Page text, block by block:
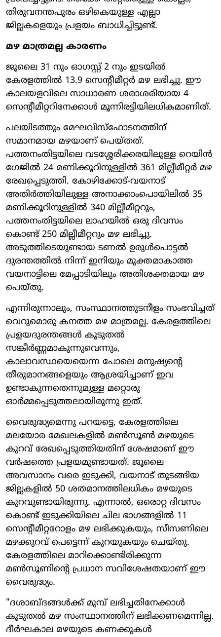
തിരുവനന്തപുരം ഒഴികെയുള്ള എല്ലാ
ജില്ലകളെയും പ്രളയം ബാധിച്ചിട്ടുണ്ട്.
മഴ മാത്രമല്ല കാരണം
ജൂലൈ 31 നും ഓഗസ്റ്റ് 2 നും ഇടയിൽ
കേരളത്തിൽ 13.9 സെന്റീമീറ്റർ മഴ ലഭിച്ചു. ഈ
കാലയളവിലെ സാധാരണ ശരാശരിയായ 4
സെന്റീമീറ്ററിനേക്കാൾ മൂന്നിരട്ടിയിലധികമാണിത്.
പലയിടത്തും മേഘവിസ്ഫോടനത്തിന്
സമാനമായ മഴയാണ് പെയ്തത്.
പത്തനംതിട്ടയിലെ വടശ്ശേരിക്കരയിലുള്ള റെയിൻ
ഗേജിൽ 24 മണിക്കൂറിനുള്ളിൽ 361 മില്ലീമീറ്റർ മഴ
രേഖപ്പെടുത്തി. കോഴിക്കോട്-വയനാട്
അതിർത്തിയിലുള്ള അനാക്കാംപൊയിലിൽ 35
മണിക്കൂറിനുള്ളിൽ 340 മില്ലീമീറ്ററും,
പത്തനംതിട്ടയിലെ ലാഹയിൽ ഒരു ദിവസം
കൊണ്ട് 250 മില്ലീമീറ്ററും മഴ ലഭിച്ചു.
അടുത്തിടെയുണ്ടായ ടണൽ ഉരുൾപൊട്ടൽ
ദുരന്തത്തിൽ നിന്ന് ഇനിയും മുക്തമാകാത്ത
വയനാട്ടിലെ മേപ്പാടിയിലും അതിശക്തമായ മഴ
പെയ്തു.
എന്നിരുന്നാലും, സംസ്ഥാനത്തുടനീളം സംഭവിച്ചത്
വെറുമൊരു കനത്ത മഴ മാത്രമല്ല. കേരളത്തിലെ
പ്രളയദുരന്തങ്ങൾ കൂടുതൽ
സങ്കീർണ്ണമാകുന്നുവെന്നും,
കാലാവസ്ഥയെയെന്ന പോലെ മനുഷ്യന്റെ
തീരുമാനങ്ങളെയും ആശ്രയിച്ചാണ് ഇവ
ഉണ്ടാകുന്നതെന്നുമുള്ള മറ്റൊരു
ഓർമ്മപ്പെടുത്തലായിരുന്നു ഇത്.
വൈരുദ്ധ്യമെന്നു പറയട്ടെ, കേരളത്തിലെ
മലയോര മേഖലകളിൽ മൺസൂൺ മഴയുടെ
കുറവ് രേഖപ്പെടുത്തിയതിന് ശേഷമാണ് ഈ
വർഷത്തെ പ്രളയമുണ്ടായത്. ജൂലൈ
അവസാനം വരെ ഇടുക്കി, വയനാട് തുടങ്ങിയ
ജില്ലകളിൽ 50 ശതമാനത്തിലധികം മഴയുടെ
കുറവുണ്ടായിരുന്നു. എന്നാൽ, ഒരൊറ്റ ദിവസം
കൊണ്ട് ഇടുക്കിയിലെ ചില ഭാഗങ്ങളിൽ 11
സെന്റീമീറ്ററോളം മഴ ലഭിക്കുകയും, സീസണിലെ
മഴക്കുറവ് പെട്ടെന്ന് കുറയുകയും ചെയ്തു.
കേരളത്തിലെ മാറിക്കൊണ്ടിരിക്കുന്ന
മൺസൂണിന്റെ പ്രധാന സവിശേഷതയാണ് ഈ
വൈരുദ്ധ്യം.
"ദശാബ്ദങ്ങൾക്ക് മുമ്പ് ലഭിച്ചതിനേക്കാൾ
കൂടുതൽ മഴ സംസ്ഥാനത്തിന് ലഭിക്കണമെന്നില്ല.
ദീർഘകാല മഴയുടെ കണക്കുകൾ